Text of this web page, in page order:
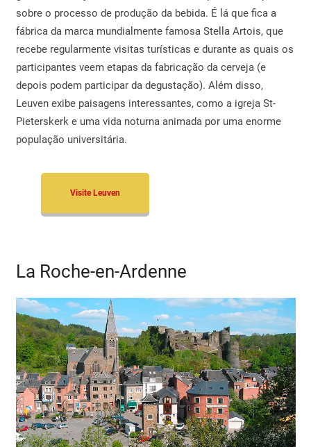
sobre o processo de produção da bebida. É lá que fica a
fábrica da marca mundialmente famosa Stella Artois, que
recebe regularmente visitas turísticas e durante as quais os
participantes veem etapas da fabricação da cerveja (e
depois podem participar da degustação). Além disso,
Leuven exibe paisagens interessantes, como a igreja St-
Pieterskerk e uma vida noturna animada por uma enorme
população universitária.
Visite Leuven
La Roche-en-Ardenne